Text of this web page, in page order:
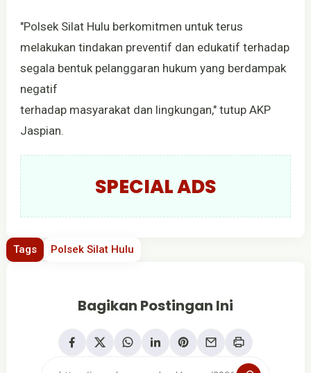
"Polsek Silat Hulu berkomitmen untuk terus
melakukan tindakan preventif dan edukatif terhadap
segala bentuk pelanggaran hukum yang berdampak
negatif
terhadap masyarakat dan lingkungan," tutup AKP
Jaspian.
SPECIAL ADS
Tags Polsek Silat Hulu
Bagikan Postingan Ini